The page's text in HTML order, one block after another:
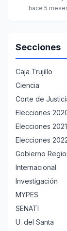
hace 5
Secciones
Caja Trujillo
Ciencia
Corte de
Elecciones
Elecciones 2021
Elecciones
Gobierno
Internacional
Investigación
MYPES
SENATI
U. del Santa